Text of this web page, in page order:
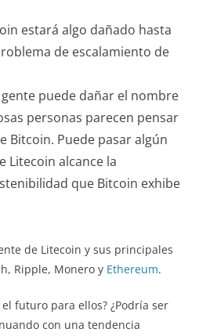
estará algo dañado hasta
de escalamiento de
puede dañar el nombre
personas parecen pensar
Bitcoin. Puede pasar algún
Litecoin alcance la
que Bitcoin exhibe
de Litecoin y sus principales
Ripple, Monero y Ethereum.
futuro para ellos? ¿Podría ser
con una tendencia